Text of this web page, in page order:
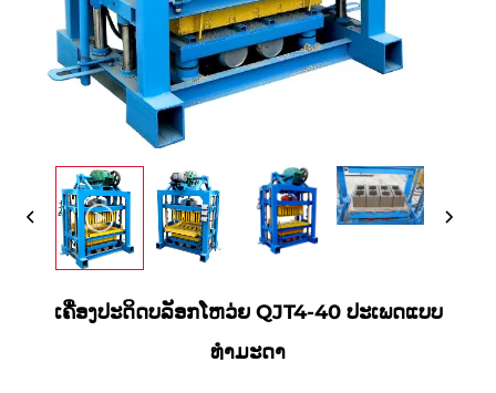
ເຄື່ອງປະດິດບລັອກໂຫວ່ຍ QJT4-40 ປະເພດແບບ
ທຳມະດາ